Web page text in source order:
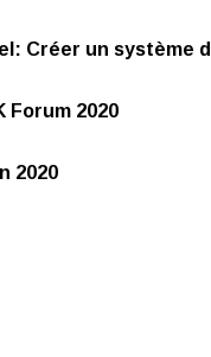
Créer un système
Forum 2020
2020